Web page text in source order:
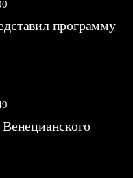
программу